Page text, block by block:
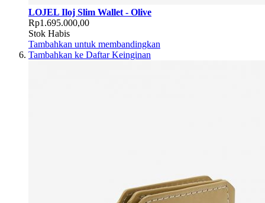
LOJEL Iloj Slim Wallet - Olive
Rp1.695.000,00
Stok Habis
Tambahkan untuk membandingkan
Tambahkan ke Daftar Keinginan